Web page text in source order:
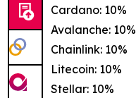
Cardano: 10%
Avalanche: 10%
Chainlink: 10%
Litecoin: 10%
Stellar: 10%